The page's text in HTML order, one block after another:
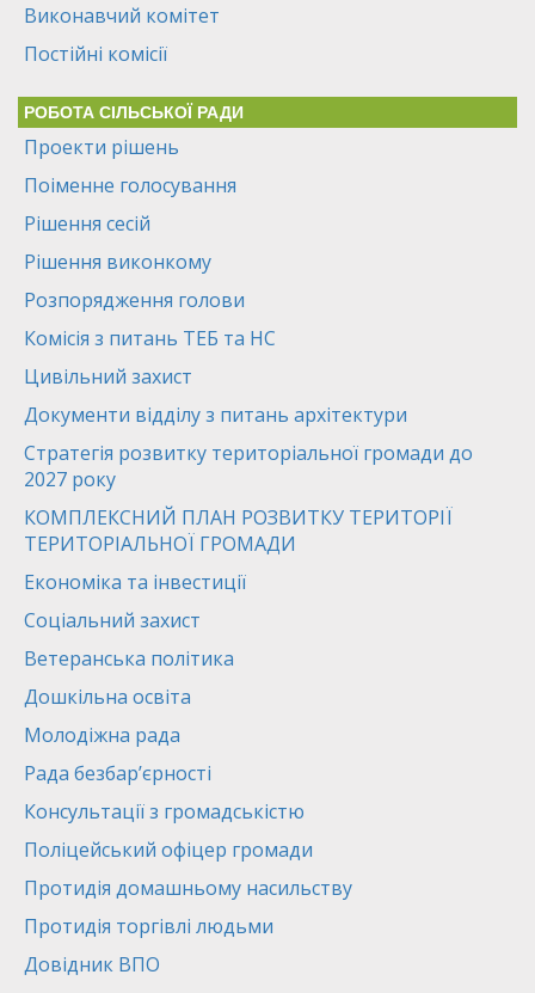
Виконавчий комітет
Постійні комісії
РОБОТА СІЛЬСЬКОЇ РАДИ
Проекти рішень
Поіменне голосування
Рішення сесій
Рішення виконкому
Розпорядження голови
Комісія з питань ТЕБ та НС
Цивільний захист
Документи відділу з питань архітектури
Стратегія розвитку територіальної громади до
2027 року
КОМПЛЕКСНИЙ ПЛАН РОЗВИТКУ ТЕРИТОРІЇ
ТЕРИТОРІАЛЬНОЇ ГРОМАДИ
Економіка та інвестиції
Соціальний захист
Ветеранська політика
Дошкільна освіта
Молодіжна рада
Рада безбар’єрності
Консультації з громадськістю
Поліцейський офіцер громади
Протидія домашньому насильству
Протидія торгівлі людьми
Довідник ВПО